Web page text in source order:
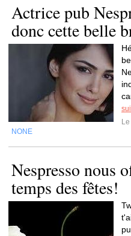
Actrice pub
donc cette belle
NONE
Nespresso nous
temps des fêtes!